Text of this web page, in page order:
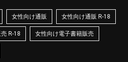
女性向け通販 女性向け通販 R-18
R-18 女性向け電子書籍販売